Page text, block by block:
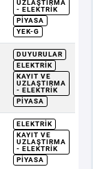
UZLAŞTIRMA
- ELEKTRIK
PIYASA
YEK-G
DUYURULAR
ELEKTRIK
KAYIT VE
UZLAŞTIRMA
- ELEKTRIK
PIYASA
ELEKTRIK
KAYIT VE
UZLAŞTIRMA
- ELEKTRIK
PIYASA